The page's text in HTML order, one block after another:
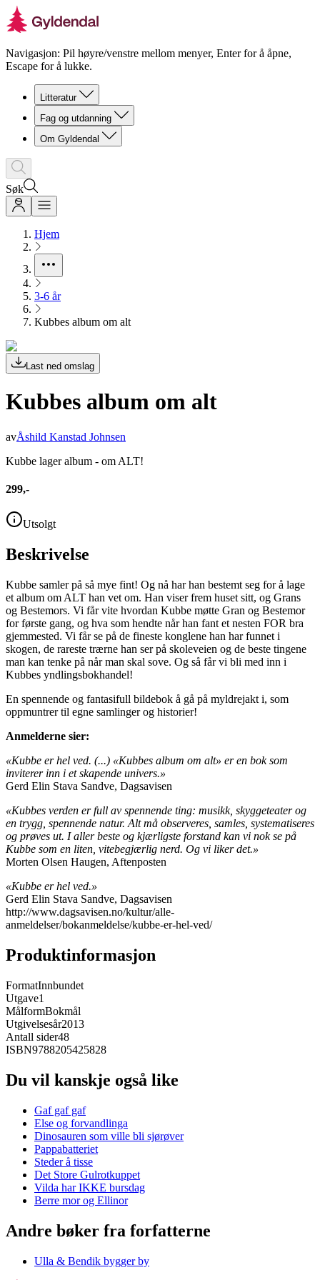
Navigasjon: Pil høyre/venstre mellom menyer, Enter for å åpne,
Escape for å lukke.
Litteratur
Fag og utdanning
Om Gyldendal
Søk
Hjem
3-6 år
Kubbes album om alt
Last ned omslag
Kubbes album om alt
avÅshild Kanstad Johnsen
Kubbe lager album - om ALT!
299,-
Utsolgt
Beskrivelse
Kubbe samler på så mye fint! Og nå har han bestemt seg for å lage
et album om ALT han vet om. Han viser frem huset sitt, og Grans
og Bestemors. Vi får vite hvordan Kubbe møtte Gran og Bestemor
for første gang, og hva som hendte når han fant et nesten FOR bra
gjemmested. Vi får se på de fineste konglene han har funnet i
skogen, de rareste trærne han ser på skoleveien og de beste tingene
man kan tenke på når man skal sove. Og så får vi bli med inn i
Kubbes yndlingsbokhandel!
En spennende og fantasifull bildebok å gå på myldrejakt i, som
oppmuntrer til egne samlinger og historier!
Anmelderne sier:
«Kubbe er hel ved. (...) «Kubbes album om alt» er en bok som
inviterer inn i et skapende univers.»
Gerd Elin Stava Sandve, Dagsavisen
«Kubbes verden er full av spennende ting: musikk, skyggeteater og
en trygg, spennende natur. Alt må observeres, samles, systematiseres
og prøves ut. I aller beste og kjærligste forstand kan vi nok se på
Kubbe som en liten, vitebegjærlig nerd. Og vi liker det.»
Morten Olsen Haugen, Aftenposten
«Kubbe er hel ved.»
Gerd Elin Stava Sandve, Dagsavisen
http://www.dagsavisen.no/kultur/alle-
anmeldelser/bokanmeldelse/kubbe-er-hel-ved/
Produktinformasjon
FormatInnbundet
Utgave1
MålformBokmål
Utgivelsesår2013
Antall sider48
ISBN9788205425828
Du vil kanskje også like
Gaf gaf gaf
Else og forvandlinga
Dinosauren som ville bli sjørøver
Pappabatteriet
Steder å tisse
Det Store Gulrotkuppet
Vilda har IKKE bursdag
Berre mor og Ellinor
Andre bøker fra forfatterne
Ulla & Bendik bygger by